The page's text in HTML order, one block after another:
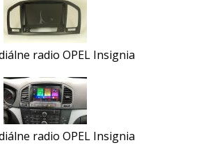
radio OPEL Insignia
radio OPEL Insignia